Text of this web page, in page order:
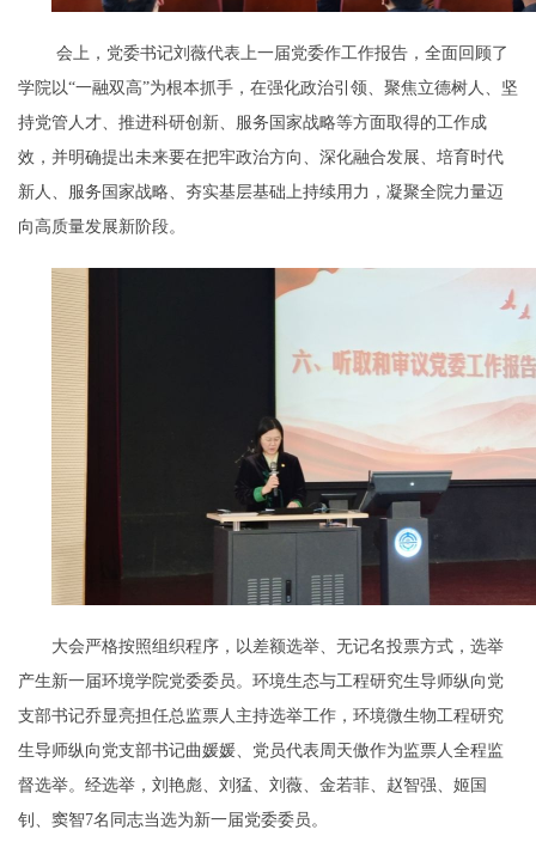
会上，党委书记刘薇代表上一届党委作工作报告，全面回顾了
学院以“一融双高”为根本抓手，在强化政治引领、聚焦立德树人、坚
持党管人才、推进科研创新、服务国家战略等方面取得的工作成
效，并明确提出未来要在把牢政治方向、深化融合发展、培育时代
新人、服务国家战略、夯实基层基础上持续用力，凝聚全院力量迈
向高质量发展新阶段。
大会严格按照组织程序，以差额选举、无记名投票方式，选举
产生新一届环境学院党委委员。环境生态与工程研究生导师纵向党
支部书记乔显亮担任总监票人主持选举工作，环境微生物工程研究
生导师纵向党支部书记曲媛媛、党员代表周天傲作为监票人全程监
督选举。经选举，刘艳彪、刘猛、刘薇、金若菲、赵智强、姬国
钊、窦智7名同志当选为新一届党委委员。